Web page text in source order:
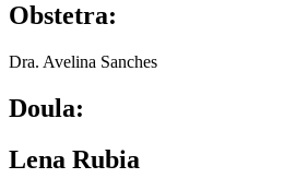
Obstetra:
Dra. Avelina Sanches
Doula:
Lena Rubia